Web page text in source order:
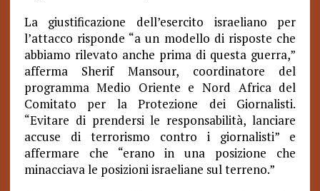
La giustificazione dell’esercito israeliano per
l’attacco risponde “a un modello di risposte che
abbiamo rilevato anche prima di questa guerra,”
afferma Sherif Mansour, coordinatore del
programma Medio Oriente e Nord Africa del
Comitato per la Protezione dei Giornalisti.
“Evitare di prendersi le responsabilità, lanciare
accuse di terrorismo contro i giornalisti” e
affermare che “erano in una posizione che
minacciava le posizioni israeliane sul terreno.”